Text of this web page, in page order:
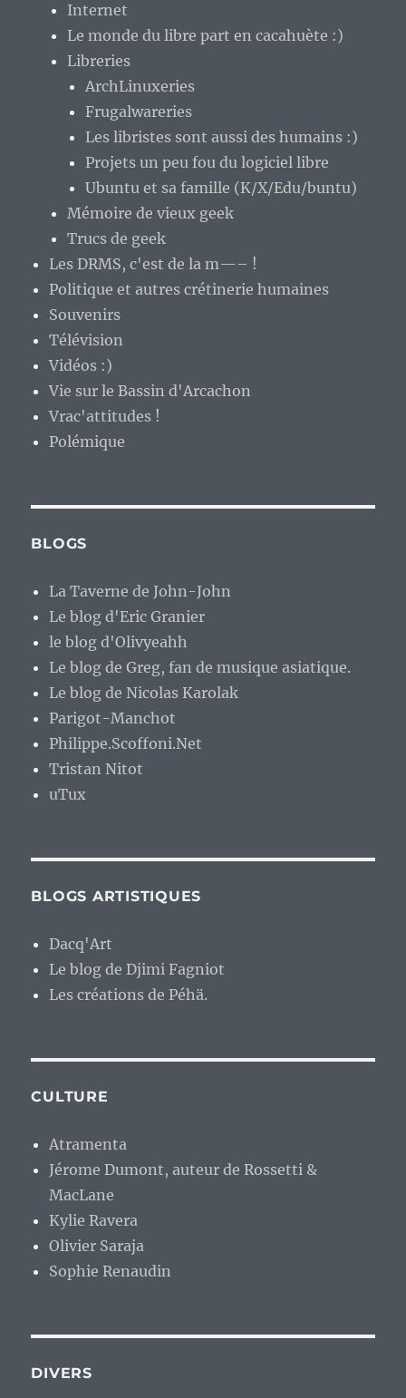
Internet
Le monde du libre part en cacahuète :)
Libreries
ArchLinuxeries
Frugalwareries
Les libristes sont aussi des humains :)
Projets un peu fou du logiciel libre
Ubuntu et sa famille (K/X/Edu/buntu)
Mémoire de vieux geek
Trucs de geek
Les DRMS, c'est de la m—– !
Politique et autres crétinerie humaines
Souvenirs
Télévision
Vidéos :)
Vie sur le Bassin d'Arcachon
Vrac'attitudes !
Polémique
BLOGS
La Taverne de John-John
Le blog d'Eric Granier
le blog d'Olivyeahh
Le blog de Greg, fan de musique asiatique.
Le blog de Nicolas Karolak
Parigot-Manchot
Philippe.Scoffoni.Net
Tristan Nitot
uTux
BLOGS ARTISTIQUES
Dacq'Art
Le blog de Djimi Fagniot
Les créations de Péhä.
CULTURE
Atramenta
Jérome Dumont, auteur de Rossetti &
MacLane
Kylie Ravera
Olivier Saraja
Sophie Renaudin
DIVERS